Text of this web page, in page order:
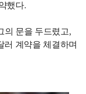
했다.
의 문을 두드렸고,
러 계약을 체결하며